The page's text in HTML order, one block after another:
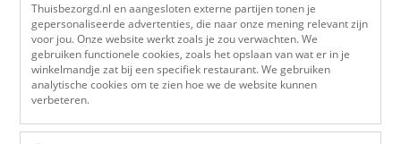
Thuisbezorgd.nl en aangesloten externe partijen tonen je
gepersonaliseerde advertenties, die naar onze mening relevant zijn
voor jou. Onze website werkt zoals je zou verwachten. We
gebruiken functionele cookies, zoals het opslaan van wat er in je
winkelmandje zat bij een specifiek restaurant. We gebruiken
analytische cookies om te zien hoe we de website kunnen
verbeteren.